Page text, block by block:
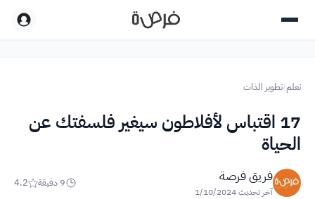
تعلم/تطوير الذات
17 اقتباس لأفلاطون سيغير فلسفتك عن
الحياة
فريق فرصة
آخر تحديث1/10/2024
9 دقيقة 4.2